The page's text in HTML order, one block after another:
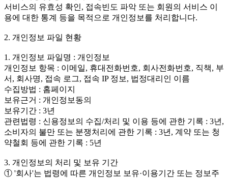
서비스의 유효성 확인, 접속빈도 파악 또는 회원의 서비스 이
용에 대한 통계 등을 목적으로 개인정보를 처리합니다.
2. 개인정보 파일 현황
1. 개인정보 파일명 : 개인정보
개인정보 항목 : 이메일, 휴대전화번호, 회사전화번호, 직책, 부
서, 회사명, 접속 로그, 접속 IP 정보, 법정대리인 이름
수집방법 : 홈페이지
보유근거 : 개인정보동의
보유기간 : 3년
관련법령 : 신용정보의 수집/처리 및 이용 등에 관한 기록 : 3년,
소비자의 불만 또는 분쟁처리에 관한 기록 : 3년, 계약 또는 청
약철회 등에 관한 기록 : 5년
3. 개인정보의 처리 및 보유 기간
① '회사'는 법령에 따른 개인정보 보유·이용기간 또는 정보주